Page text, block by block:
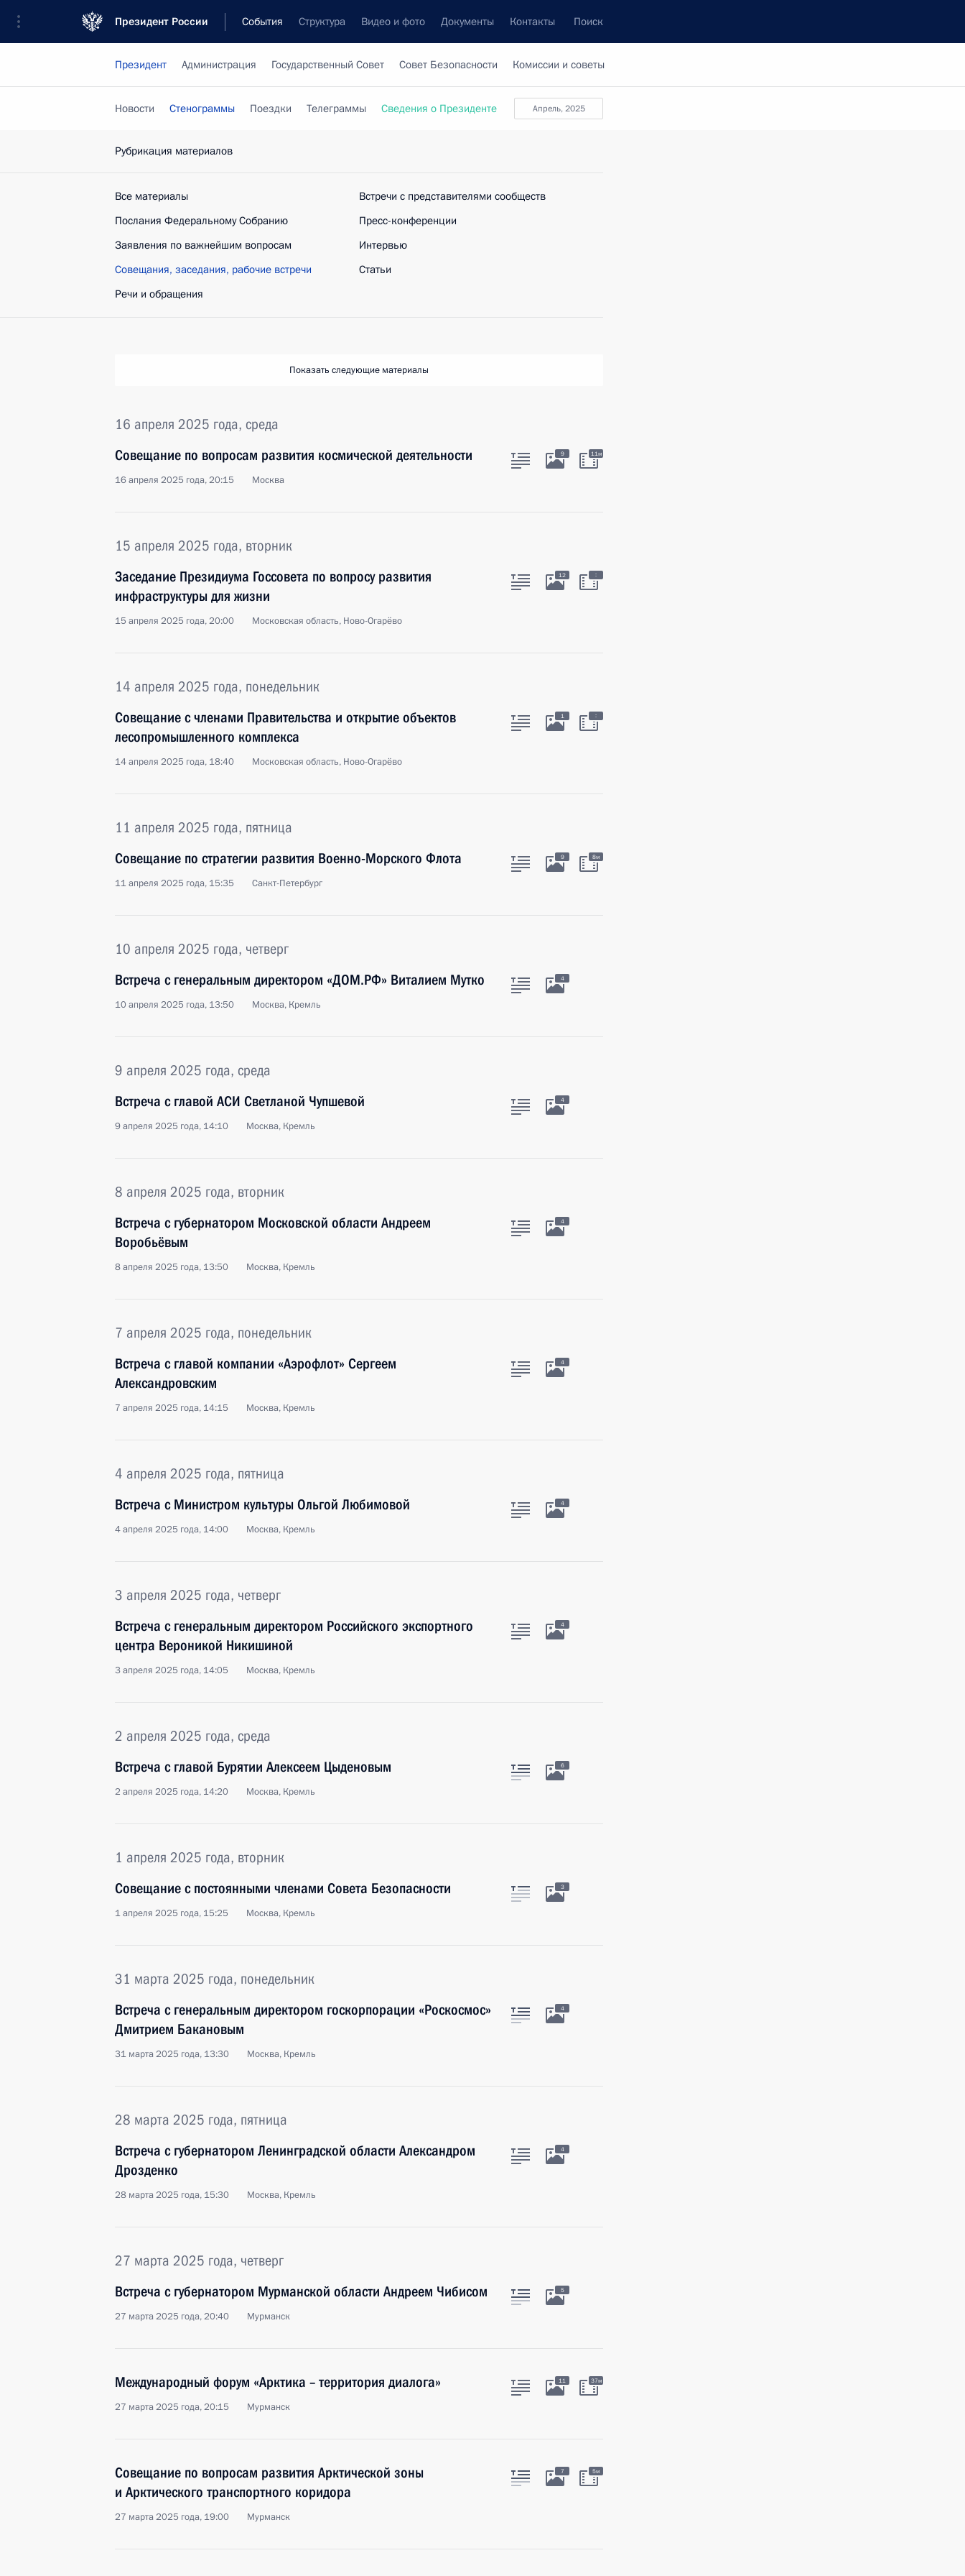
Президент России События Структура Видео и фото Документы Контакты Поиск
Президент Администрация Государственный Совет Совет Безопасности Комиссии и советы
апрель, 2025
Новости Стенограммы Поездки Телеграммы Сведения о Президенте
Рубрикация материалов
Все материалы
Послания Федеральному Собранию
Заявления по важнейшим вопросам
Совещания, заседания, рабочие встречи
Речи и обращения
Встречи с представителями сообществ
Пресс-конференции
Интервью
Статьи
Показать следующие материалы
16 апреля 2025 года, среда
Совещание по вопросам развития космической деятельности
16 апреля 2025 года, 20:15 Москва
9 11м
15 апреля 2025 года, вторник
Заседание Президиума Госсовета по вопросу развития
инфраструктуры для жизни
15 апреля 2025 года, 20:00 Московская область, Ново-Огарёво
12 :
14 апреля 2025 года, понедельник
Совещание с членами Правительства и открытие объектов
лесопромышленного комплекса
14 апреля 2025 года, 18:40 Московская область, Ново-Огарёво
1 :
11 апреля 2025 года, пятница
Совещание по стратегии развития Военно-Морского Флота
11 апреля 2025 года, 15:35 Санкт-Петербург
9 8м
10 апреля 2025 года, четверг
Встреча с генеральным директором «ДОМ.РФ» Виталием Мутко
10 апреля 2025 года, 13:50 Москва, Кремль
4
9 апреля 2025 года, среда
Встреча с главой АСИ Светланой Чупшевой
9 апреля 2025 года, 14:10 Москва, Кремль
4
8 апреля 2025 года, вторник
Встреча с губернатором Московской области Андреем
Воробьёвым
8 апреля 2025 года, 13:50 Москва, Кремль
4
7 апреля 2025 года, понедельник
Встреча с главой компании «Аэрофлот» Сергеем
Александровским
7 апреля 2025 года, 14:15 Москва, Кремль
4
4 апреля 2025 года, пятница
Встреча с Министром культуры Ольгой Любимовой
4 апреля 2025 года, 14:00 Москва, Кремль
4
3 апреля 2025 года, четверг
Встреча с генеральным директором Российского экспортного
центра Вероникой Никишиной
3 апреля 2025 года, 14:05 Москва, Кремль
4
2 апреля 2025 года, среда
Встреча с главой Бурятии Алексеем Цыденовым
2 апреля 2025 года, 14:20 Москва, Кремль
6
1 апреля 2025 года, вторник
Совещание с постоянными членами Совета Безопасности
1 апреля 2025 года, 15:25 Москва, Кремль
3
31 марта 2025 года, понедельник
Встреча с генеральным директором госкорпорации «Роскосмос»
Дмитрием Бакановым
31 марта 2025 года, 13:30 Москва, Кремль
4
28 марта 2025 года, пятница
Встреча с губернатором Ленинградской области Александром
Дрозденко
28 марта 2025 года, 15:30 Москва, Кремль
4
27 марта 2025 года, четверг
Встреча с губернатором Мурманской области Андреем Чибисом
27 марта 2025 года, 20:40 Мурманск
5
Международный форум «Арктика – территория диалога»
27 марта 2025 года, 20:15 Мурманск
11 37м
Совещание по вопросам развития Арктической зоны
и Арктического транспортного коридора
27 марта 2025 года, 19:00 Мурманск
7 5м